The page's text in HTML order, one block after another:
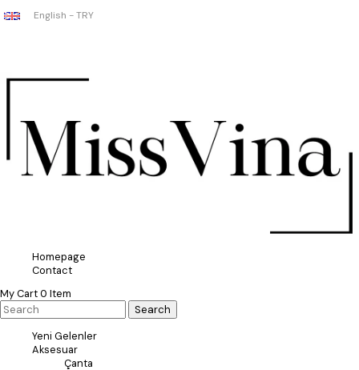
English - TRY
Homepage
Contact
My Cart0 Item
Yeni Gelenler
Aksesuar
Çanta